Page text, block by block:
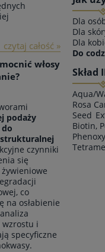
czytaj całość »
włosy
podaży
czynniki
się
co
na osłabienie
wzrostu i
specyficzne
Dla
Dla
Dla
Do
Skład
Aqua/
Rosa
Seed
Biotin,